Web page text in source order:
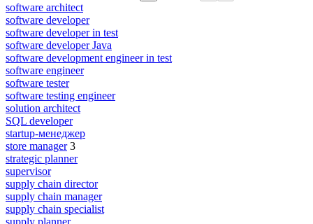
software architect
software developer
software developer in test
software developer Java
software development engineer in test
software engineer
software tester
software testing engineer
solution architect
SQL developer
startup-менеджер
store manager 3
strategic planner
supervisor
supply chain director
supply chain manager
supply chain specialist
supply planner